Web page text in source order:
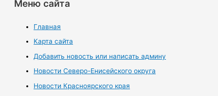
Меню сайта
Главная
Карта сайта
Добавить новость или написать админу
Новости Северо-Енисейского округа
Новости Красноярского края